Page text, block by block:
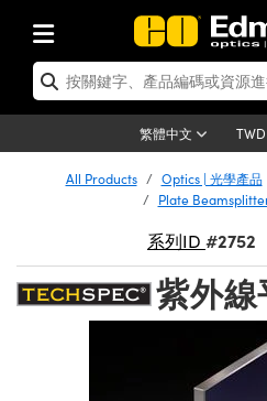
繁體中文 TWD
| 光學產品
| 反射鏡
| 光學濾光片
Optics | 偏振光學元件
Optics | 雷射光學
| 雷射透鏡
| 雷射濾光片
| 超快光學
| 光機組件
System | 光學籠式系統
| 臺式系統
and Breadboards | 光學平臺
| 顯微鏡
| Mitutoyo 物鏡
| Nikon 物鏡
| ZEISS 物鏡
| 雷射
and Electronics | 雷射
Lenses | 成像鏡頭
Lenses | 定焦鏡頭
| 遠心鏡頭
Magnification Lenses
| 相機
Cameras | Gigabit乙太網相
Cameras | Teledyne Dalsa
Microscopy Cameras
and Illumination | 照明
Lighting | 機器視覺光源
Lighting |顯微鏡照明
| 雷射光源
Sources | 其他光源
Targets | 測試板
Targets | 解析度測試板
Targets | 畸變測試版
Level Test Targets | 色卡測試板
and Detection | 測試與監測
| 光學度量
Solutions | 機器視覺方案
and Electronics | 雷射
品
and Production | 實驗室和生產
| 清潔用品
Handling Tools | 零件夾持用品
| 光學膠
應用選購
| 光譜儀
Imaging
By Brand
Products | 新品專區
| 清倉品
| 清倉光學產品
| 清倉顯微鏡
Lenses | 清倉成像鏡頭
Products | 重新認證產
| 重新認證光學產品
| 重新認證光機
| 重新認證雷射
| 重新認證顯微鏡
Lenses | 重新認證成像鏡
All Products Optics | 光學產品
Plate
系列ID #2752
紫外